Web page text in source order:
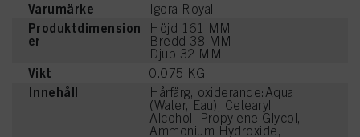
Varumärke Igora Royal
Produktdimension
er
Höjd 161 MM
Bredd 38 MM
Djup 32 MM
Vikt 0.075 KG
Innehåll
Hårfärg, oxiderande:Aqua
(Water, Eau), Cetearyl
Alcohol, Propylene Glycol,
Ammonium Hydroxide,